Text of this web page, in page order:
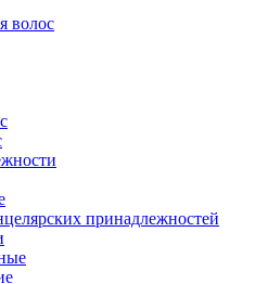
волос
принадлежностей